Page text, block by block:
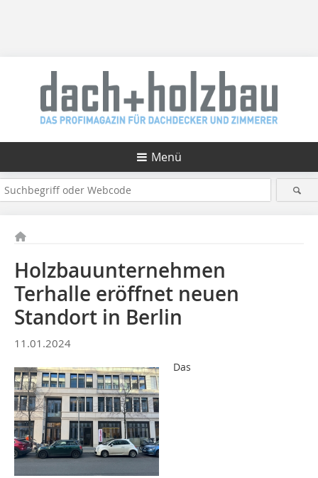
Menü
Holzbauunternehmen
Terhalle eröffnet neuen
Standort in Berlin
11.01.2024
Das